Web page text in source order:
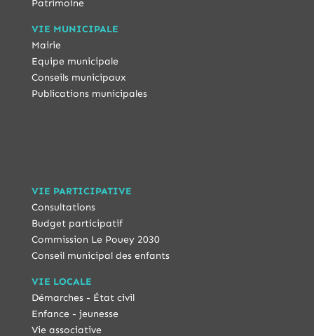
Patrimoine
VIE MUNICIPALE
Mairie
Equipe municipale
Conseils municipaux
Publications municipales
VIE PARTICIPATIVE
Consultations
Budget participatif
Commission Le Pouey 2030
Conseil municipal des enfants
VIE LOCALE
Démarches - État civil
Enfance - jeunesse
Vie associative